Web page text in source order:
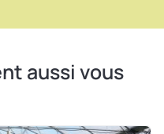
aussi vous